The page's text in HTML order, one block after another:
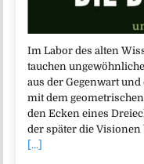
Im Labor des alten
tauchen
aus der Gegenwart
mit dem
den Ecken eines
der später die
[...]